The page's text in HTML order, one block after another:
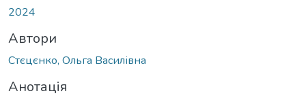
2024
Автори
Стєцєнко, Ольга Вaсилівна
Анотація